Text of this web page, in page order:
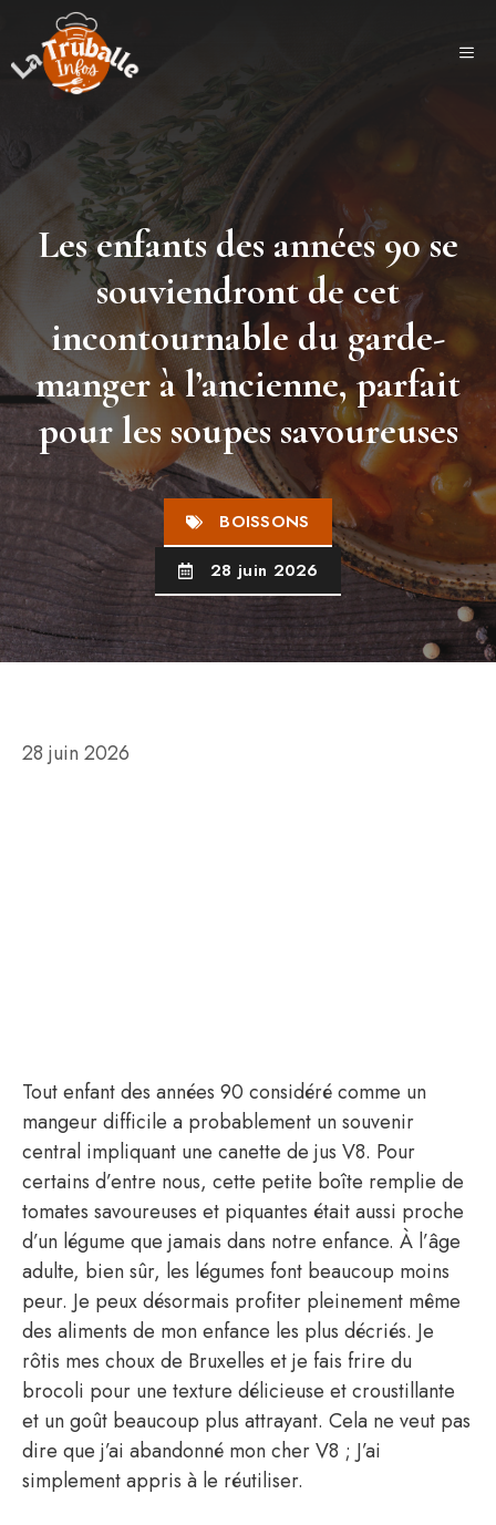
contenu
Les enfants des années 90 se
souviendront de cet
incontournable du garde-
manger à l’ancienne, parfait
pour les soupes savoureuses
BOISSONS
28 juin 2026
28 juin 2026
Tout enfant des années 90 considéré comme un
mangeur difficile a probablement un souvenir
central impliquant une canette de jus V8. Pour
certains d’entre nous, cette petite boîte remplie de
tomates savoureuses et piquantes était aussi proche
d’un légume que jamais dans notre enfance. À l’âge
adulte, bien sûr, les légumes font beaucoup moins
peur. Je peux désormais profiter pleinement même
des aliments de mon enfance les plus décriés. Je
rôtis mes choux de Bruxelles et je fais frire du
brocoli pour une texture délicieuse et croustillante
et un goût beaucoup plus attrayant. Cela ne veut pas
dire que j’ai abandonné mon cher V8 ; J’ai
simplement appris à le réutiliser.